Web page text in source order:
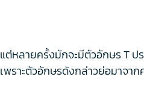
แต่หลายครั้งมักจะมีตัวอักษร T ป
เพราะตัวอักษรดังกล่าวย่อมาจาก